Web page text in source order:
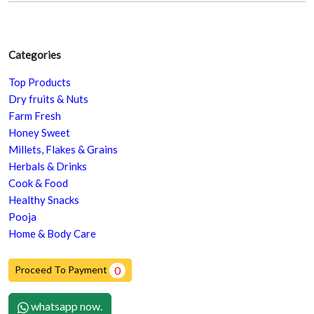
Categories
Top Products
Dry fruits & Nuts
Farm Fresh
Honey Sweet
Millets, Flakes & Grains
Herbals & Drinks
Cook & Food
Healthy Snacks
Pooja
Home & Body Care
Proceed To Payment 0
whatsapp now.